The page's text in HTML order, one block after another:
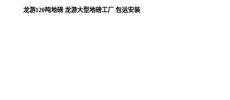
龙游120吨地磅 龙游大型地磅工厂 包运安装